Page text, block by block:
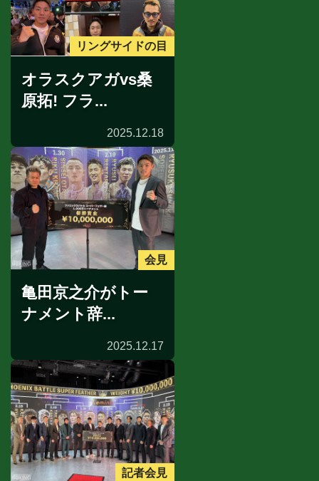
リングサイドの目
オラスクアガvs桑
原拓! フラ...
2025.12.18
会見
亀田京之介がトー
ナメント辞...
2025.12.17
記者会見